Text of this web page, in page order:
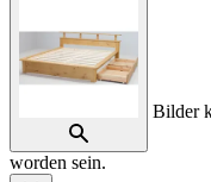
Bilder
worden sein.